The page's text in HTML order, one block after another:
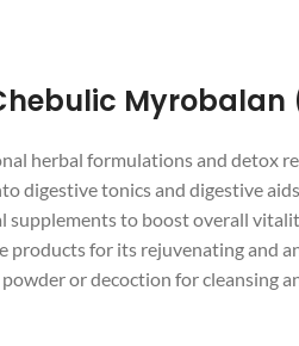
herbal formulations and detox
digestive tonics and digestive aids.
supplements to boost overall
products for its rejuvenating and
or decoction for cleansing